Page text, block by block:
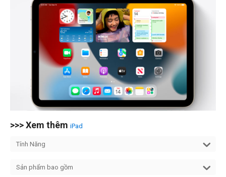
>>> Xem thêm iPad
Tính Năng
Sản phẩm bao gồm